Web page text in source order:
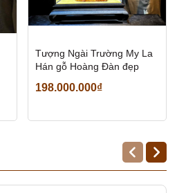
Tượng Ngài Trường My La
Hán gỗ Hoàng Đàn đẹp
198.000.000₫